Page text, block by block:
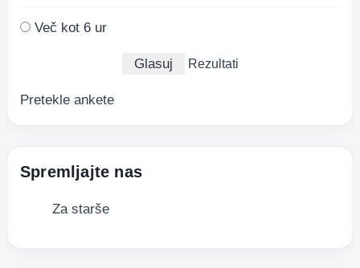
Več kot 6 ur
Rezultati
Pretekle ankete
Spremljajte nas
Za starše